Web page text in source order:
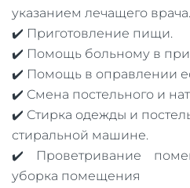
указанием лечащего врача.
✔️ Приготовление пищи.
✔️ Помощь больному в
✔️ Помощь в оправлении
✔️ Смена постельного и
✔️ Стирка одежды и
стиральной машине.
✔️ Проветривание
уборка помещения